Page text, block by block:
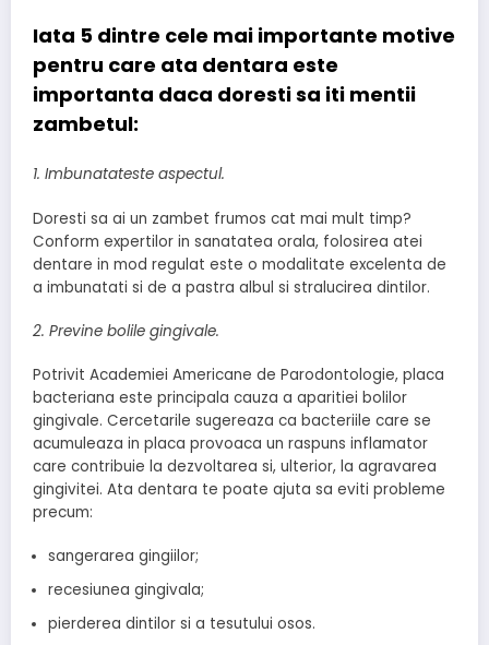
​Iata 5 dintre cele mai importante motive
pentru care ata dentara este
importanta daca doresti sa iti mentii
zambetul:
1. Imbunatateste aspectul.
Doresti sa ai un zambet frumos cat mai mult timp?
Conform expertilor in sanatatea orala, folosirea atei
dentare in mod regulat este o modalitate excelenta de
a imbunatati si de a pastra albul si stralucirea dintilor.
2. Previne bolile gingivale.
Potrivit Academiei Americane de Parodontologie, placa
bacteriana este principala cauza a aparitiei bolilor
gingivale. Cercetarile sugereaza ca bacteriile care se
acumuleaza in placa provoaca un raspuns inflamator
care contribuie la dezvoltarea si, ulterior, la agravarea
gingivitei. Ata dentara te poate ajuta sa eviti probleme
precum:
sangerarea gingiilor;
recesiunea gingivala;
pierderea dintilor si a tesutului osos.